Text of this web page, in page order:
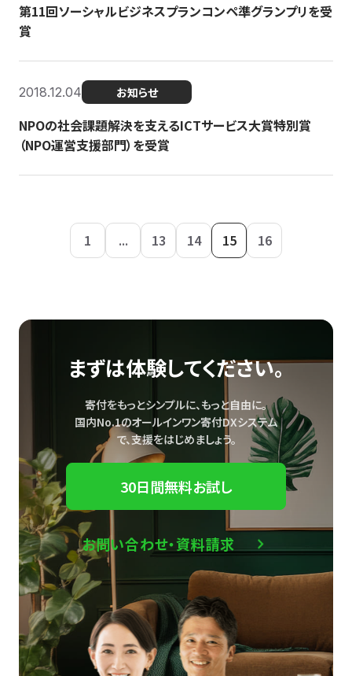
第11回ソーシャルビジネスプランコンペ準グランプリを受
賞
2018.12.04 お知らせ
NPOの社会課題解決を支えるICTサービス大賞特別賞
（NPO運営支援部門）を受賞
1 ... 13 14 15 16
まずは体験してください。
寄付をもっとシンプルに、もっと自由に。
国内No.1のオールインワン寄付DXシステム
で、支援をはじめましょう。
30日間無料お試し
お問い合わせ・資料請求